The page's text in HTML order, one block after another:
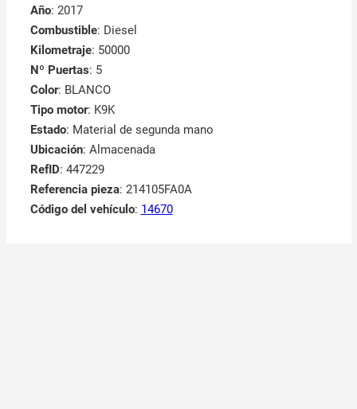
Año: 2017
Combustible: Diesel
Kilometraje: 50000
Nº Puertas: 5
Color: BLANCO
Tipo motor: K9K
Estado: Material de segunda mano
Ubicación: Almacenada
RefID: 447229
Referencia pieza: 214105FA0A
Código del vehículo: 14670